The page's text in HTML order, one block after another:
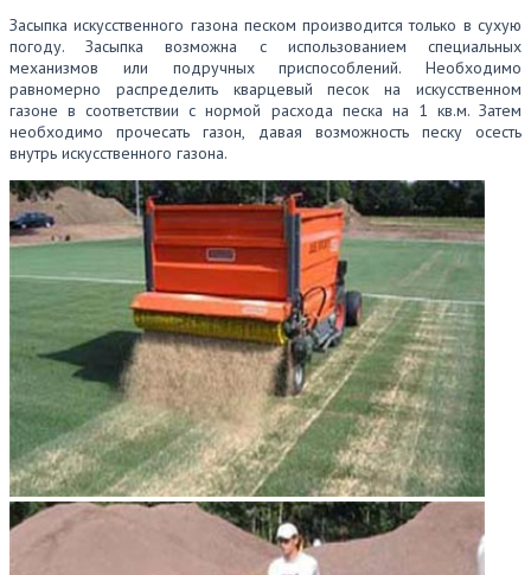
Засыпка искусственного газона песком производится только в сухую
погоду. Засыпка возможна с использованием специальных
механизмов или подручных приспособлений. Необходимо
равномерно распределить кварцевый песок на искусственном
газоне в соответствии с нормой расхода песка на 1 кв.м. Затем
необходимо прочесать газон, давая возможность песку осесть
внутрь искусственного газона.